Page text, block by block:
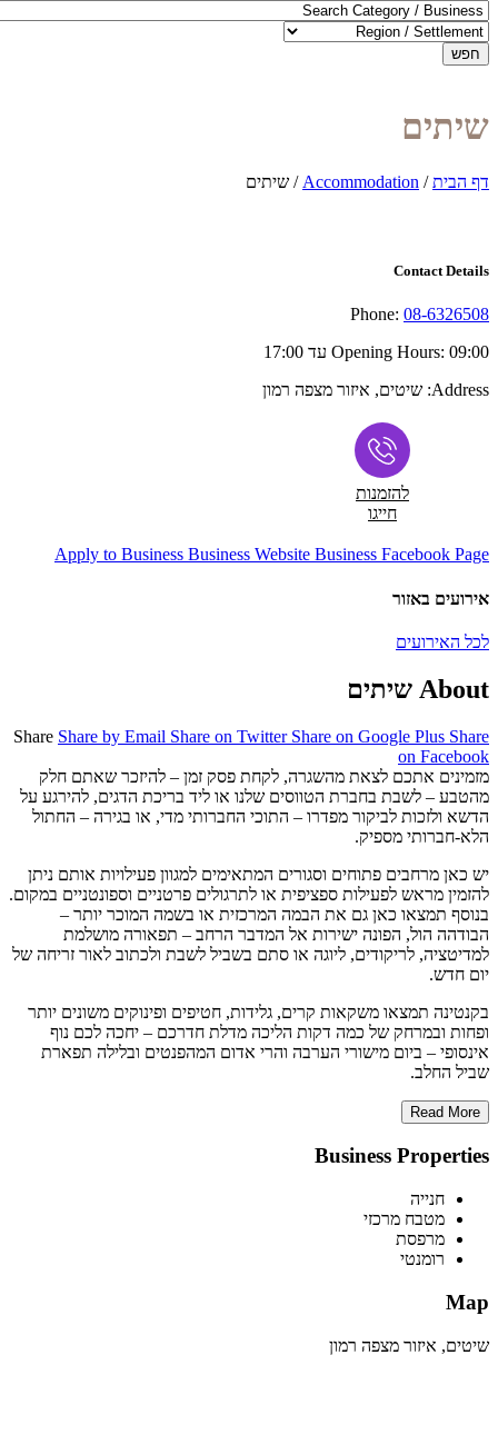
חפש
שיתים
דף הבית/
Accommodation
/ שיתים
Contact Details
Phone: 08-6326508
Opening Hours: 09:00 עד 17:00
Address: שיטים, איזור מצפה רמון
להזמנות
חייגו
Apply to Business Business Website Business Facebook Page
אירועים באזור
לכל האירועים
About שיתים
Share Share by Email Share on Twitter Share on Google Plus Share
on Facebook
מזמינים אתכם לצאת מהשגרה, לקחת פסק זמן – להיזכר שאתם חלק
מהטבע – לשבת בחברת הטווסים שלנו או ליד בריכת הדגים, להירגע על
הדשא ולזכות לביקור מפדרו – התוכי החברותי מדי, או בגירה – החתול
הלא-חברותי מספיק.
יש כאן מרחבים פתוחים וסגורים המתאימים למגוון פעילויות אותם ניתן
להזמין מראש לפעילות ספציפית או לתרגולים פרטניים וספונטניים במקום.
בנוסף תמצאו כאן גם את הבמה המרכזית או בשמה המוכר יותר –
הבודהה הול, הפונה ישירות אל המדבר הרחב – תפאורה מושלמת
למדיטציה, לריקודים, ליוגה או סתם בשביל לשבת ולכתוב לאור זריחה של
יום חדש.
בקנטינה תמצאו משקאות קרים, גלידות, חטיפים ופינוקים משונים יותר
ופחות ובמרחק של כמה דקות הליכה מדלת חדרכם – יחכה לכם נוף
אינסופי – ביום מישורי הערבה והרי אדום המהפנטים ובלילה תפארת
שביל החלב.
Read More
Business Properties
חנייה
מטבח מרכזי
מרפסת
רומנטי
Map
שיטים, איזור מצפה רמון